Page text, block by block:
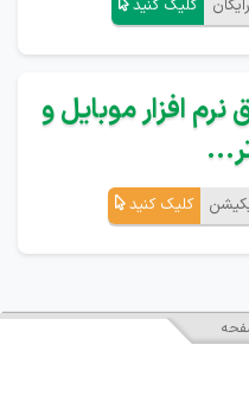
کلیک کنید
افزار موبایل و
کلیک کنید